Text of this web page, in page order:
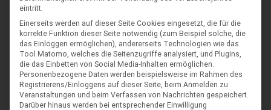
Neu in der ADS: Marvin
Christopher 2. September 2019
Liebe VCPer*innen, mein Name ist Marvin Laesecke. Ich bin
19 Jahre alt und absolviere seit dem 01.09.2019 mein
Freiwilliges Soziales Jahr im VCP Land Niedersachsen. Ich bin
seit nun schon mehr als 12 Jahre bei den Pfadfindern im
eintritt.
Einerseits werden auf dieser Seite Cookies eingesetzt, die für die
korrekte Funktion dieser Seite notwendig (zum Beispiel solche, die
das Einloggen ermöglichen), andererseits Technologien wie das
Tool Matomo, welches die Seitenzugriffe analysiert, und Plugins,
die das Einbetten von Social Media-Inhalten ermöglichen.
Personenbezogene Daten werden beispielsweise im Rahmen des
Registrierens/Einloggens auf dieser Seite, beim Anmelden zu
Veranstaltungen und beim Verfassen von Nachrichten gespeichert.
Darüber hinaus werden bei entsprechender Einwilligung